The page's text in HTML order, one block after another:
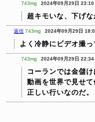
743mg 2024年09月29日 23:10
超キモいな、下げ
返信 743mg 2024年09月29日
よく冷静にビデオ撮
743mg 2024年09月29日 22:34
コーランでは金儲け
動画を世界で見せ
正しい行いなのだ。